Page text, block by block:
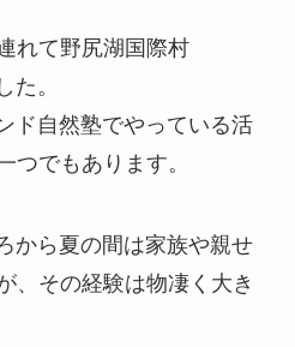
れて野尻湖国際村
た。
ド自然塾でやっている活
つでもあります。
から夏の間は家族や親せ
、その経験は物凄く大き